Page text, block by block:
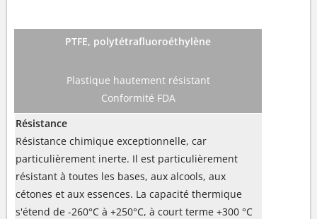
PTFE, polytétrafluoroéthylène
Plastique hautement résistant
Conformité FDA
Résistance
Résistance chimique exceptionnelle, car
particulièrement inerte. Il est particulièrement
résistant à toutes les bases, aux alcools, aux
cétones et aux essences. La capacité thermique
s'étend de -260°C à +250°C, à court terme +300 °C